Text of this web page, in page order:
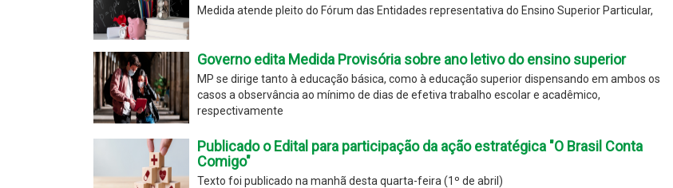
Medida atende pleito do Fórum das Entidades representativa do Ensino Superior Particular,
Governo edita Medida Provisória sobre ano letivo do ensino superior
MP se dirige tanto à educação básica, como à educação superior dispensando em ambos os
casos a observância ao mínimo de dias de efetiva trabalho escolar e acadêmico,
respectivamente
Publicado o Edital para participação da ação estratégica "O Brasil Conta
Comigo"
Texto foi publicado na manhã desta quarta-feira (1º de abril)